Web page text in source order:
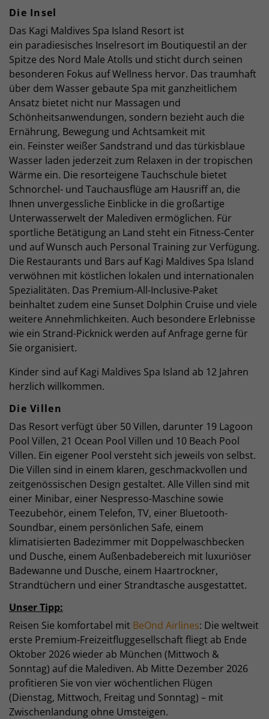
Die Insel
Das Kagi Maldives Spa Island Resort ist
ein paradiesisches Inselresort im Boutiquestil an der
Spitze des Nord Male Atolls und sticht durch seinen
besonderen Fokus auf Wellness hervor. Das traumhaft
über dem Wasser gebaute Spa mit ganzheitlichem
Ansatz bietet nicht nur Massagen und
Schönheitsanwendungen, sondern bezieht auch die
Ernährung, Bewegung und Achtsamkeit mit
ein. Feinster weißer Sandstrand und das türkisblaue
Wasser laden jederzeit zum Relaxen in der tropischen
Wärme ein. Die resorteigene Tauchschule bietet
Schnorchel- und Tauchausflüge am Hausriff an, die
Ihnen unvergessliche Einblicke in die großartige
Unterwasserwelt der Malediven ermöglichen. Für
sportliche Betätigung an Land steht ein Fitness-Center
und auf Wunsch auch Personal Training zur Verfügung.
Die Restaurants und Bars auf Kagi Maldives Spa Island
verwöhnen mit köstlichen lokalen und internationalen
Spezialitäten. Das Premium-All-Inclusive-Paket
beinhaltet zudem eine Sunset Dolphin Cruise und viele
weitere Annehmlichkeiten. Auch besondere Erlebnisse
wie ein Strand-Picknick werden auf Anfrage gerne für
Sie organisiert.
Kinder sind auf Kagi Maldives Spa Island ab 12 Jahren
herzlich willkommen.
Die Villen
Das Resort verfügt über 50 Villen, darunter 19 Lagoon
Pool Villen, 21 Ocean Pool Villen und 10 Beach Pool
Villen. Ein eigener Pool versteht sich jeweils von selbst.
Die Villen sind in einem klaren, geschmackvollen und
zeitgenössischen Design gestaltet. Alle Villen sind mit
einer Minibar, einer Nespresso-Maschine sowie
Teezubehör, einem Telefon, TV, einer Bluetooth-
Soundbar, einem persönlichen Safe, einem
klimatisierten Badezimmer mit Doppelwaschbecken
und Dusche, einem Außenbadebereich mit luxuriöser
Badewanne und Dusche, einem Haartrockner,
Strandtüchern und einer Strandtasche ausgestattet.
Unser Tipp:
Reisen Sie komfortabel mit BeOnd Airlines: Die weltweit
erste Premium-Freizeitfluggesellschaft fliegt ab Ende
Oktober 2026 wieder ab München (Mittwoch &
Sonntag) auf die Malediven. Ab Mitte Dezember 2026
profitieren Sie von vier wöchentlichen Flügen
(Dienstag, Mittwoch, Freitag und Sonntag) – mit
Zwischenlandung ohne Umsteigen.